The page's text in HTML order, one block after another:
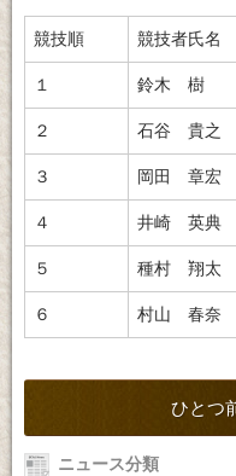
競技順 競技者氏名
１ 鈴木 樹
２ 石谷 貴之
３ 岡田 章宏
４ 井崎 英典
５ 種村 翔太
６ 村山 春奈
ひとつ
ニュース分類